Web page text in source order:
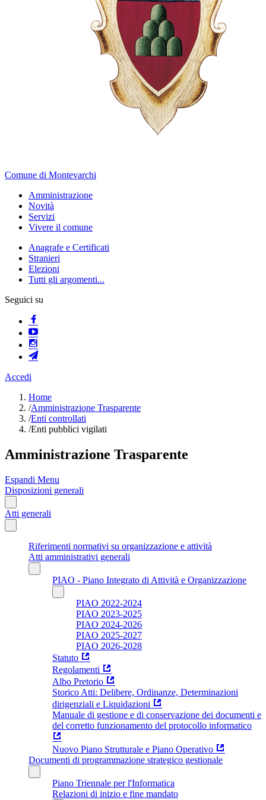
Comune di Montevarchi
Amministrazione
Novità
Servizi
Vivere il comune
Anagrafe e Certificati
Stranieri
Elezioni
Tutti gli argomenti...
Seguici su
Accedi
Home
/Amministrazione Trasparente
/Enti controllati
/Enti pubblici vigilati
Amministrazione Trasparente
Espandi Menu
Disposizioni generali
Atti generali
Riferimenti normativi su organizzazione e attività
Atti amministrativi generali
PIAO - Piano Integrato di Attività e Organizzazione
PIAO 2022-2024
PIAO 2023-2025
PIAO 2024-2026
PIAO 2025-2027
PIAO 2026-2028
Statuto
Regolamenti
Albo Pretorio
Storico Atti: Delibere, Ordinanze, Determinazioni
dirigenziali e Liquidazioni
Manuale di gestione e di conservazione dei documenti e
del corretto funzionamento del protocollo informatico
Nuovo Piano Strutturale e Piano Operativo
Documenti di programmazione strategico gestionale
Piano Triennale per l'Informatica
Relazioni di inizio e fine mandato